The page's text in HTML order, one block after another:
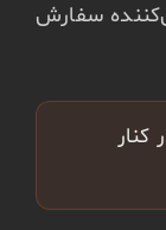
سفارش